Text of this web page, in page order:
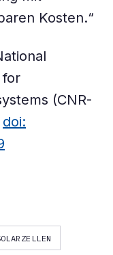
Kosten.“
for
(CNR-
doi: